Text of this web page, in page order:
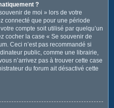
?
de moi » lors de votre
connecté que pour une période
compte soit utilisé par quelqu’un
cocher la case « Se souvenir de
Ceci n’est pas recommandé si
public, comme une librairie,
n’arrivez pas à trouver cette case
du forum ait désactivé cette